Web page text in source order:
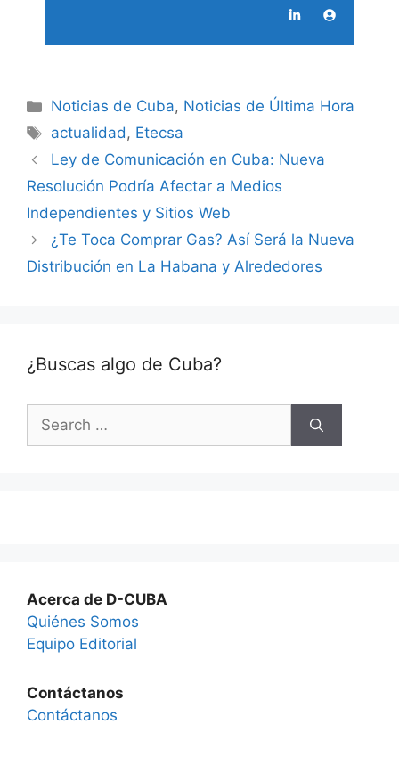
Categories
Noticias de Cuba, Noticias de Última Hora
Tags
actualidad, Etecsa
Ley de Comunicación en Cuba: Nueva
Resolución Podría Afectar a Medios
Independientes y Sitios Web
¿Te Toca Comprar Gas? Así Será la Nueva
Distribución en La Habana y Alrededores
¿Buscas algo de Cuba?
Search
for:
Acerca de D-CUBA
Quiénes Somos
Equipo Editorial
Contáctanos
Contáctanos